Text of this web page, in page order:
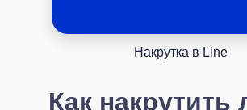
Накрутка в Line
Как накрутить